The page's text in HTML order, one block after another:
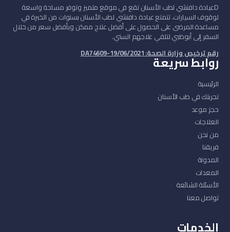
الخدمات
روابط سريعة
الرئيسية
تجربتك في طب الأسنان
حجز موعد
العلاجات
من نحن
فريقنا
المدونة
المعدات
الأسئلة الشائعة
تواصل معنا
Dعيادة دافنشي لطب الأسنان تقع في موقع متميز وتوفر مساحة واسعة
لوقوف السيارات. تتمتع عيادة دافنشي لطب الأسنان بسنوات من الخبرة في
مساعدة المرضى على الحصول على أفضل علاج ممكن وبأفضل سعر من خلال
السفر إلى أبوظبي لتلقي علاجهم السني.
رقم ترخيص وزارة الصحة: DA74609-19/06/2021